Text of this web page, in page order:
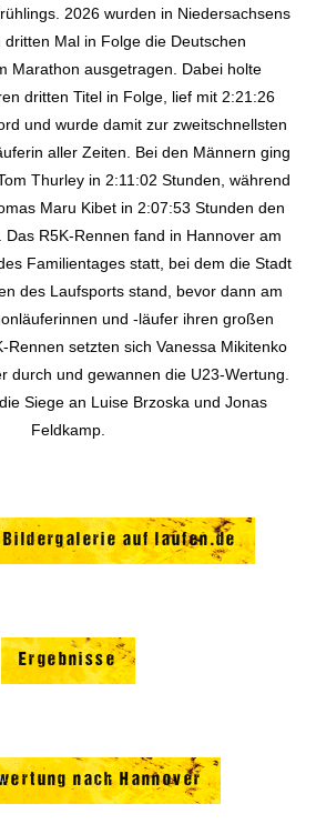
2026 wurden in Niedersachsens
dritten Mal in Folge die Deutschen
Marathon ausgetragen. Dabei holte
dritten Titel in Folge, lief mit 2:21:26
und wurde damit zur zweitschnellsten
aller Zeiten. Bei den Männern ging
Thurley in 2:11:02 Stunden, während
Maru Kibet in 2:07:53 Stunden den
R5K-Rennen fand in Hannover am
Familientages statt, bei dem die Stadt
des Laufsports stand, bevor dann am
und -läufer ihren großen
Rennen setzten sich Vanessa Mikitenko
durch und gewannen die U23-Wertung.
Siege an Luise Brzoska und Jonas
Feldkamp.
auf laufen.de
Ergebnisse
nach Hannover